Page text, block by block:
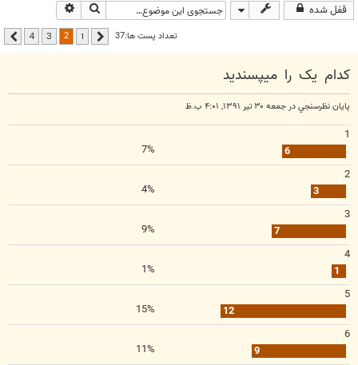
قفل شده جستجو
تعداد پست ها:37 قبلی 2
3
4 بعدی
کدام یک را میپسندید
پايان نظرسنجي در جمعه ۳۰ تیر ۱۳۹۱, ۴:۰۱ ب.ظ
1
6
7%
2
3
4%
3
7
9%
4
1
1%
5
12
15%
6
9
11%